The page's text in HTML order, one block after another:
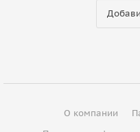
О компании